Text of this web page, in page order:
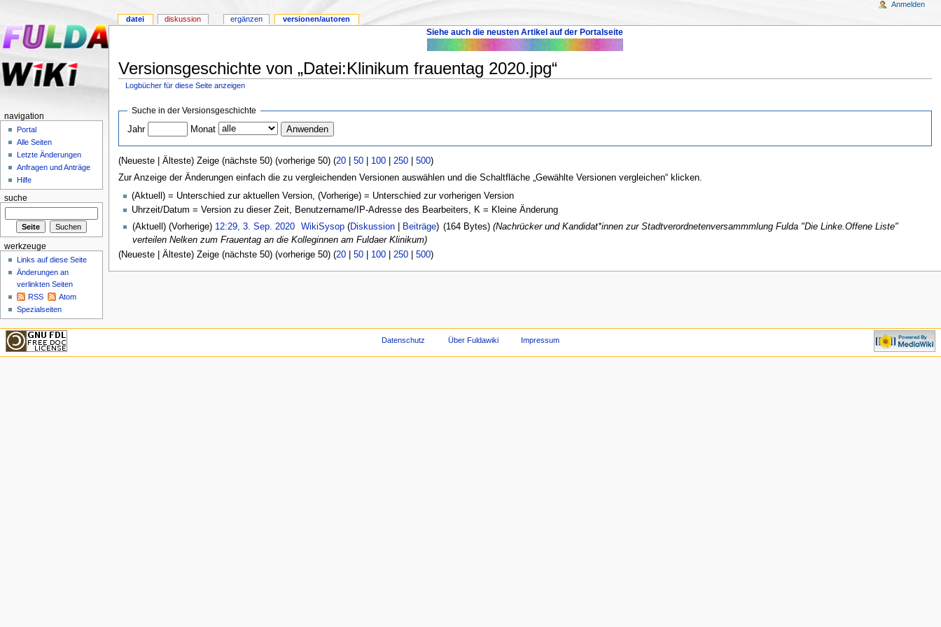
Siehe auch die neusten Artikel auf der Portalseite
Versionsgeschichte von „Datei:Klinikum frauentag 2020.jpg“
Logbücher für diese Seite anzeigen
Suche in der Versionsgeschichte
Jahr
Monat
(Neueste | Älteste) Zeige (nächste 50) (vorherige 50) (20| 50| 100| 250| 500)
Zur Anzeige der Änderungen einfach die zu vergleichenden Versionen auswählen und die Schaltfläche „Gewählte Versionen vergleichen“ klicken.
(Aktuell) = Unterschied zur aktuellen Version, (Vorherige) = Unterschied zur vorherigen Version
Uhrzeit/Datum = Version zu dieser Zeit, Benutzername/IP-Adresse des Bearbeiters, K = Kleine Änderung
(Aktuell) (Vorherige) 12:29, 3. Sep. 2020 WikiSysop (Diskussion| Beiträge) (164 Bytes) (Nachrücker und Kandidat*innen zur Stadtverordnetenversammmlung Fulda "Die Linke.Offene Liste"
verteilen Nelken zum Frauentag an die Kolleginnen am Fuldaer Klinikum)
(Neueste | Älteste) Zeige (nächste 50) (vorherige 50) (20| 50| 100| 250| 500)
datei diskussion ergänzen versionen/autoren
Anmelden
navigation
Portal
Alle Seiten
Letzte Änderungen
Anfragen und Anträge
Hilfe
suche
werkzeuge
Links auf diese Seite
Änderungen an
verlinkten Seiten
RSS
Atom
Spezialseiten
Datenschutz Über Fuldawiki Impressum